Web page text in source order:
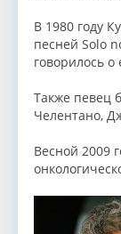
В 1980 году
песней Solo
говорилось
Также певец
Челентано,
Весной 2009